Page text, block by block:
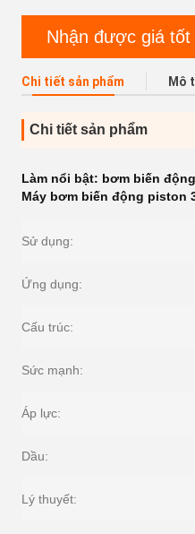
Nhận được giá tốt
Chi tiết sản phẩm Mô
Chi tiết sản phẩm
Làm nổi bật: bơm biến
Máy bơm biến động piston
Sử dụng:
Ứng dụng:
Cấu trúc:
Sức mạnh:
Áp lực:
Dầu:
Lý thuyết: